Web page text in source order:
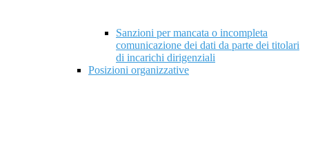
Sanzioni per mancata o incompleta
comunicazione dei dati da parte dei titolari
di incarichi dirigenziali
Posizioni organizzative